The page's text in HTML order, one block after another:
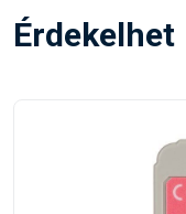
Érdekelhet